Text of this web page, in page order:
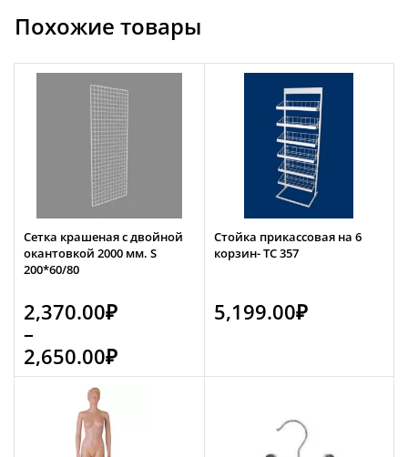
Похожие товары
Сетка крашеная с двойной
окантовкой 2000 мм. S
200*60/80
2,370.00₽
–
2,650.00₽
Стойка прикассовая на 6
корзин- TC 357
5,199.00₽